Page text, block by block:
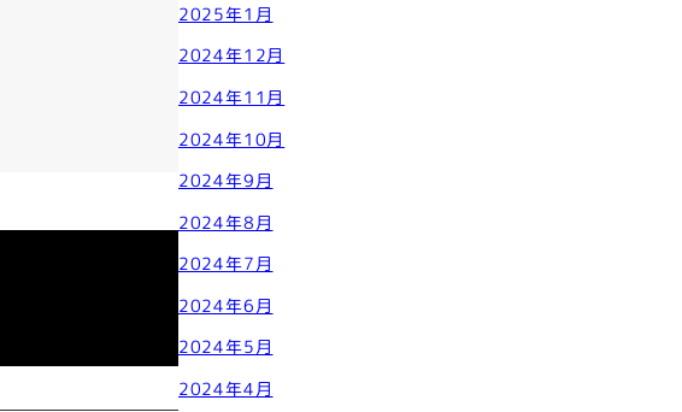
2025年1月
2024年12月
2024年11月
2024年10月
2024年9月
2024年8月
2024年7月
2024年6月
2024年5月
2024年4月